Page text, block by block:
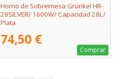
Horno de Sobremesa Grunkel HR-
28SILVER/ 1600W/ Capacidad 28L/
Plata
74,50 €
Comprar